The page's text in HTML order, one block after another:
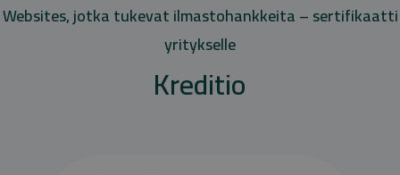
Websites, jotka tukevat ilmastohankkeita – sertifikaatti
yritykselle
Kreditio